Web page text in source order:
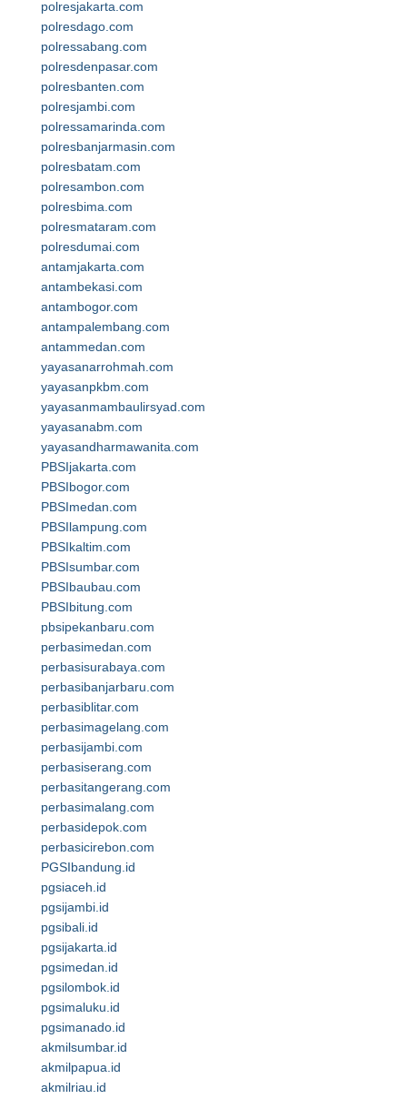
polresjakarta.com
polresdago.com
polressabang.com
polresdenpasar.com
polresbanten.com
polresjambi.com
polressamarinda.com
polresbanjarmasin.com
polresbatam.com
polresambon.com
polresbima.com
polresmataram.com
polresdumai.com
antamjakarta.com
antambekasi.com
antambogor.com
antampalembang.com
antammedan.com
yayasanarrohmah.com
yayasanpkbm.com
yayasanmambaulirsyad.com
yayasanabm.com
yayasandharmawanita.com
PBSIjakarta.com
PBSIbogor.com
PBSImedan.com
PBSIlampung.com
PBSIkaltim.com
PBSIsumbar.com
PBSIbaubau.com
PBSIbitung.com
pbsipekanbaru.com
perbasimedan.com
perbasisurabaya.com
perbasibanjarbaru.com
perbasiblitar.com
perbasimagelang.com
perbasijambi.com
perbasiserang.com
perbasitangerang.com
perbasimalang.com
perbasidepok.com
perbasicirebon.com
PGSIbandung.id
pgsiaceh.id
pgsijambi.id
pgsibali.id
pgsijakarta.id
pgsimedan.id
pgsilombok.id
pgsimaluku.id
pgsimanado.id
akmilsumbar.id
akmilpapua.id
akmilriau.id